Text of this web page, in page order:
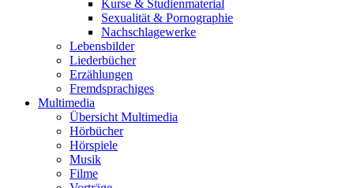
Kurse & Studienmaterial
Sexualität & Pornographie
Nachschlagewerke
Lebensbilder
Liederbücher
Erzählungen
Fremdsprachiges
Multimedia
Übersicht Multimedia
Hörbücher
Hörspiele
Musik
Filme